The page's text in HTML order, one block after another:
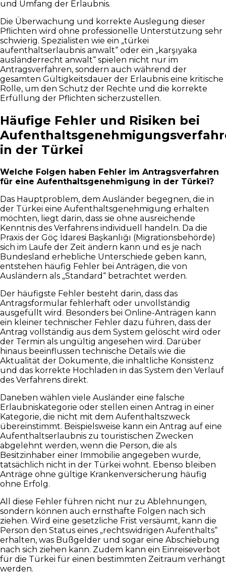
und Umfang der Erlaubnis.
Die Überwachung und korrekte Auslegung dieser
Pflichten wird ohne professionelle Unterstützung sehr
schwierig. Spezialisten wie ein „türkei
aufenthaltserlaubnis anwalt“ oder ein „karşıyaka
ausländerrecht anwalt“ spielen nicht nur im
Antragsverfahren, sondern auch während der
gesamten Gültigkeitsdauer der Erlaubnis eine kritische
Rolle, um den Schutz der Rechte und die korrekte
Erfüllung der Pflichten sicherzustellen.
Häufige Fehler und Risiken bei
in der Türkei
Welche Folgen haben Fehler im Antragsverfahren
für eine Aufenthaltsgenehmigung in der Türkei?
Das Hauptproblem, dem Ausländer begegnen, die in
der Türkei eine Aufenthaltsgenehmigung erhalten
möchten, liegt darin, dass sie ohne ausreichende
Kenntnis des Verfahrens individuell handeln. Da die
Praxis der Göç İdaresi Başkanlığı (Migrationsbehörde)
sich im Laufe der Zeit ändern kann und es je nach
Bundesland erhebliche Unterschiede geben kann,
entstehen häufig Fehler bei Anträgen, die von
Ausländern als „Standard“ betrachtet werden.
Der häufigste Fehler besteht darin, dass das
Antragsformular fehlerhaft oder unvollständig
ausgefüllt wird. Besonders bei Online-Anträgen kann
ein kleiner technischer Fehler dazu führen, dass der
Antrag vollständig aus dem System gelöscht wird oder
der Termin als ungültig angesehen wird. Darüber
hinaus beeinflussen technische Details wie die
Aktualität der Dokumente, die inhaltliche Konsistenz
und das korrekte Hochladen in das System den Verlauf
des Verfahrens direkt.
Daneben wählen viele Ausländer eine falsche
Erlaubniskategorie oder stellen einen Antrag in einer
Kategorie, die nicht mit dem Aufenthaltszweck
übereinstimmt. Beispielsweise kann ein Antrag auf eine
Aufenthaltserlaubnis zu touristischen Zwecken
abgelehnt werden, wenn die Person, die als
Besitzinhaber einer Immobilie angegeben wurde,
tatsächlich nicht in der Türkei wohnt. Ebenso bleiben
Anträge ohne gültige Krankenversicherung häufig
ohne Erfolg.
All diese Fehler führen nicht nur zu Ablehnungen,
sondern können auch ernsthafte Folgen nach sich
ziehen. Wird eine gesetzliche Frist versäumt, kann die
Person den Status eines „rechtswidrigen Aufenthalts“
erhalten, was Bußgelder und sogar eine Abschiebung
nach sich ziehen kann. Zudem kann ein Einreiseverbot
für die Türkei für einen bestimmten Zeitraum verhängt
werden.